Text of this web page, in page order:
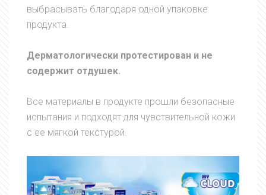
выбрасывать благодаря одной упаковке
продукта.
Дерматологически протестирован и не
содержит отдушек.
Все материалы в продукте прошли безопасные
испытания и подходят для чувствительной кожи
с ее мягкой текстурой.